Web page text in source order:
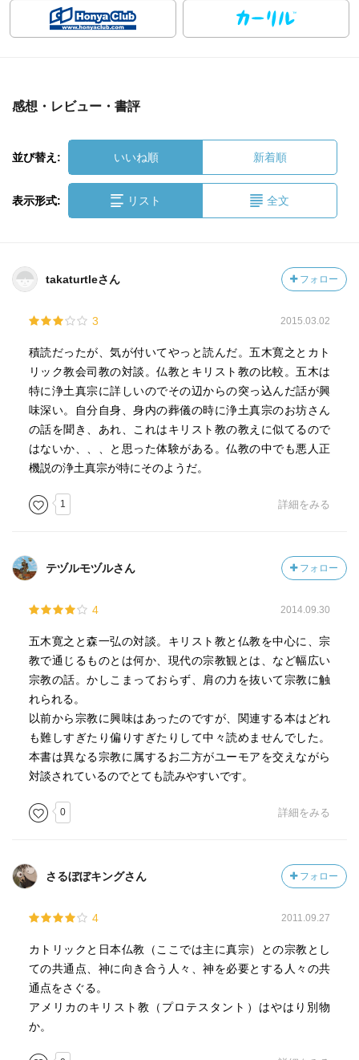
感想・レビュー・書評
並び替え: いいね順 新着順
表示形式: リスト 全文
takaturtleさん フォロー
3 2015.03.02
積読だったが、気が付いてやっと読んだ。五木寛之とカト
リック教会司教の対談。仏教とキリスト教の比較。五木は
特に浄土真宗に詳しいのでその辺からの突っ込んだ話が興
味深い。自分自身、身内の葬儀の時に浄土真宗のお坊さん
の話を聞き、あれ、これはキリスト教の教えに似てるので
はないか、、、と思った体験がある。仏教の中でも悪人正
機説の浄土真宗が特にそのようだ。
1 詳細をみる
テヅルモヅルさん フォロー
4 2014.09.30
五木寛之と森一弘の対談。キリスト教と仏教を中心に、宗
教で通じるものとは何か、現代の宗教観とは、など幅広い
宗教の話。かしこまっておらず、肩の力を抜いて宗教に触
れられる。
以前から宗教に興味はあったのですが、関連する本はどれ
も難しすぎたり偏りすぎたりして中々読めませんでした。
本書は異なる宗教に属するお二方がユーモアを交えながら
対談されているのでとても読みやすいです。
0 詳細をみる
さるぼぼキングさん フォロー
4 2011.09.27
カトリックと日本仏教（ここでは主に真宗）との宗教とし
ての共通点、神に向き合う人々、神を必要とする人々の共
通点をさぐる。
アメリカのキリスト教（プロテスタント）はやはり別物
か。